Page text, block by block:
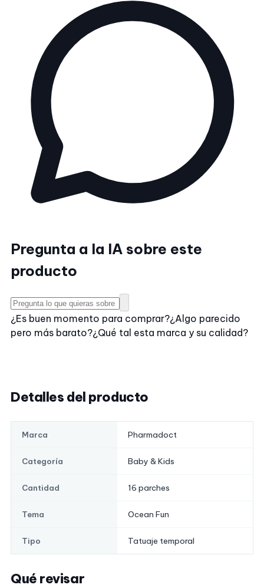
Pregunta a la IA sobre este
producto
¿Es buen momento para comprar?¿Algo parecido
pero más barato?¿Qué tal esta marca y su calidad?
Detalles del producto
Marca Pharmadoct
Categoría Baby & Kids
Cantidad 16 parches
Tema Ocean Fun
Tipo Tatuaje temporal
Qué revisar